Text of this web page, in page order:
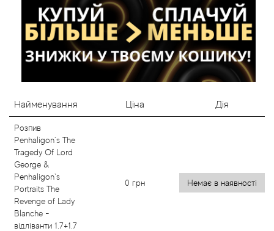
Найменування Ціна Дія
Розпив
Penhaligon`s The
Tragedy Of Lord
George &
Penhaligon`s
Portraits The
Revenge of Lady
Blanche -
відліванти 1.7+1.7
0 грн Немає в наявності